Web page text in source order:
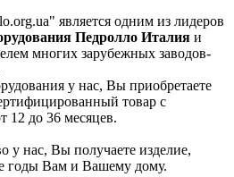
является одним из лидеров
я Педролло Италия и
многих зарубежных заводов-
у нас, Вы приобретаете
товар с
12 до 36 месяцев.
у нас, Вы получаете изделие,
годы Вам и Вашему дому.